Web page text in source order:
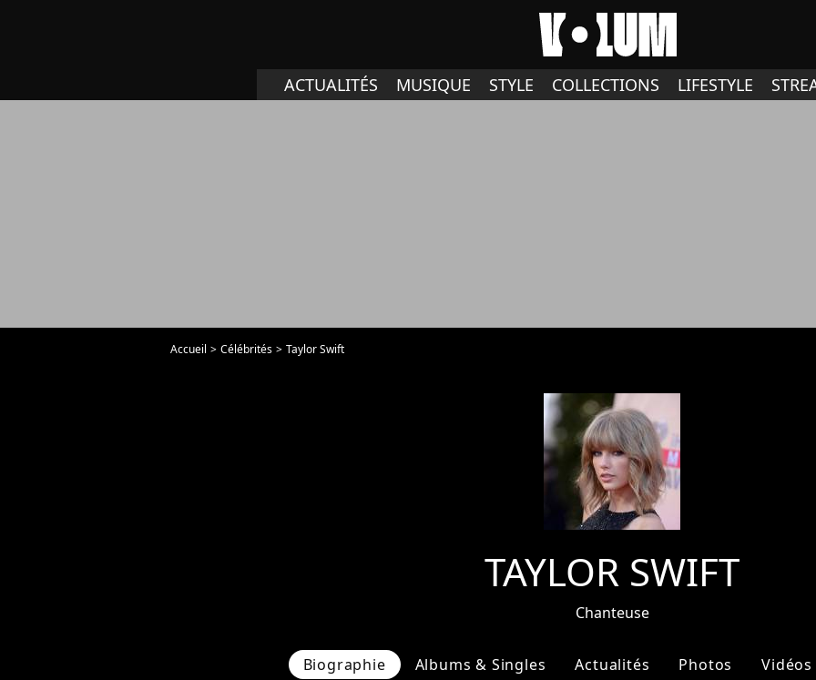
ACTUALITÉS MUSIQUE STYLE COLLECTIONS LIFESTYLE
Accueil Célébrités Taylor Swift
TAYLOR SWIFT
Chanteuse
Biographie Albums & Singles Actualités Photos Vidéos